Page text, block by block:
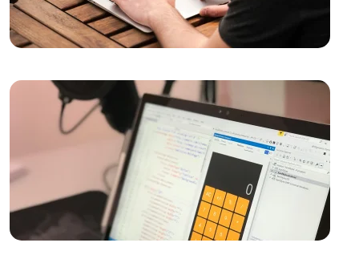
Sağlık Sigortası Acentesi Web Sitesi Tasarımı:
Profesyonel Çözümlerle Öne Çıkın!
Profesyonel Dokunuşlar
Müzik Okulu Web Sitesi Tasarımı: İnternetin Sesi
Fiziksel Eğitim ve Spor Uzmanı Web Sitesi Tasarımı:
Profesyonel ve Etkili Çözümler
Film Yapımcıları Web Sitesi Tasarımı: Profesyonel
Çözümler ve Yaratıcı Yaklaşımlar